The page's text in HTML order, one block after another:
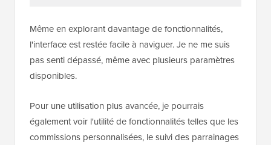
Même en explorant davantage de fonctionnalités,
l'interface est restée facile à naviguer. Je ne me suis
pas senti dépassé, même avec plusieurs paramètres
disponibles.
Pour une utilisation plus avancée, je pourrais
également voir l'utilité de fonctionnalités telles que les
commissions personnalisées, le suivi des parrainages